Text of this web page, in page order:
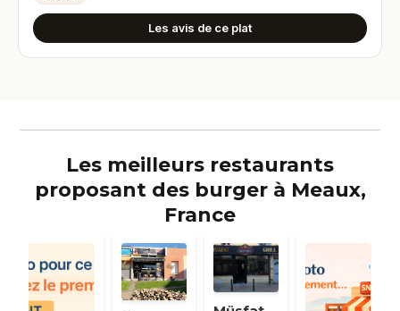
Les avis de ce plat
Les meilleurs restaurants
proposant des burger à Meaux,
France